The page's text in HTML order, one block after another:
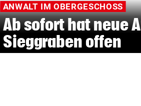
ANWALT IM OBERGESCHOSS
Ab sofort hat neue
Sieggraben offen